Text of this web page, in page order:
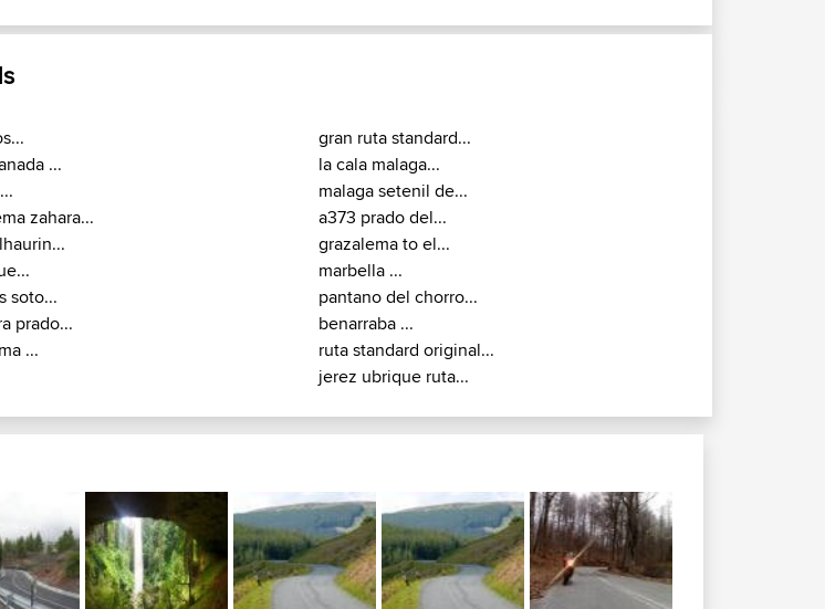
...
zahara...
soto...
prado...
...
gran ruta standard...
la cala malaga...
malaga setenil de...
a373 prado del...
grazalema to el...
marbella ...
pantano del chorro...
benarraba ...
ruta standard original...
jerez ubrique ruta...